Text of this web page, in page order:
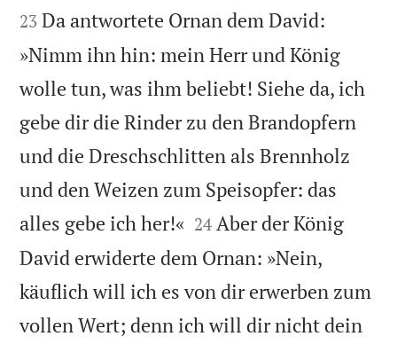
23 Da antwortete Ornan dem David:
»Nimm ihn hin: mein Herr und König
wolle tun, was ihm beliebt! Siehe da, ich
gebe dir die Rinder zu den Brandopfern
und die Dreschschlitten als Brennholz
und den Weizen zum Speisopfer: das
alles gebe ich her!« 

24 Aber der König
David erwiderte dem Ornan: »Nein,
käuflich will ich es von dir erwerben zum
vollen Wert; denn ich will dir nicht dein